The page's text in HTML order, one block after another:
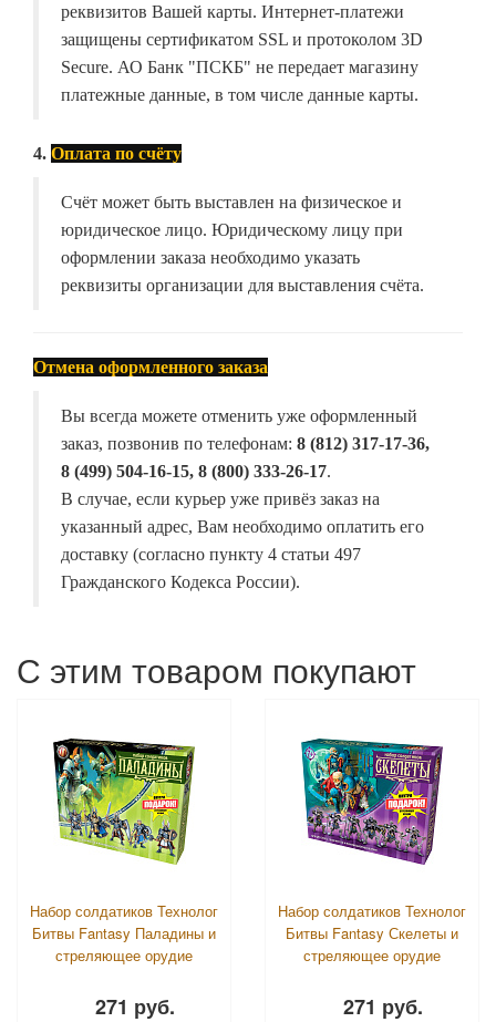
реквизитов Вашей карты. Интернет-платежи
защищены сертификатом SSL и протоколом 3D
Secure. АО Банк "ПСКБ" не передает магазину
платежные данные, в том числе данные карты.
4. Оплата по счёту
Счёт может быть выставлен на физическое и
юридическое лицо. Юридическому лицу при
оформлении заказа необходимо указать
реквизиты организации для выставления счёта.
Отмена оформленного заказа
Вы всегда можете отменить уже оформленный
заказ, позвонив по телефонам: 8 (812) 317-17-36,
8 (499) 504-16-15, 8 (800) 333-26-17.
В случае, если курьер уже привёз заказ на
указанный адрес, Вам необходимо оплатить его
доставку (согласно пункту 4 статьи 497
Гражданского Кодекса России).
С этим товаром покупают
Набор солдатиков Технолог
Битвы Fantasy Паладины и
стреляющее орудие
271 руб.
Набор солдатиков Технолог
Битвы Fantasy Скелеты и
стреляющее орудие
271 руб.